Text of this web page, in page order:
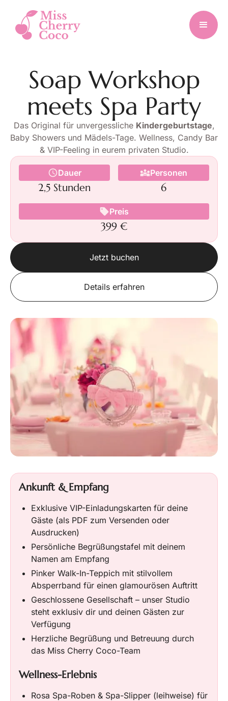
Soap Workshop
meets Spa Party
Das Original für unvergessliche Kindergeburtstage,
Baby Showers und Mädels-Tage. Wellness, Candy Bar
& VIP-Feeling in eurem privaten Studio.
Dauer
2,5 Stunden
Personen
6
Preis
399 €
Jetzt buchen
Details erfahren
Ankunft & Empfang
Exklusive VIP-Einladungskarten für deine
Gäste (als PDF zum Versenden oder
Ausdrucken)
Persönliche Begrüßungstafel mit deinem
Namen am Empfang
Pinker Walk-In-Teppich mit stilvollem
Absperrband für einen glamourösen Auftritt
Geschlossene Gesellschaft – unser Studio
steht exklusiv dir und deinen Gästen zur
Verfügung
Herzliche Begrüßung und Betreuung durch
das Miss Cherry Coco-Team
Wellness-Erlebnis
Rosa Spa-Roben & Spa-Slipper (leihweise) für